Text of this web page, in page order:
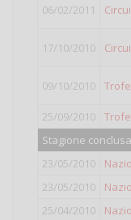
06/02/2011
17/10/2010
09/10/2010
25/09/2010
Stagione
23/05/2010
23/05/2010
25/04/2010